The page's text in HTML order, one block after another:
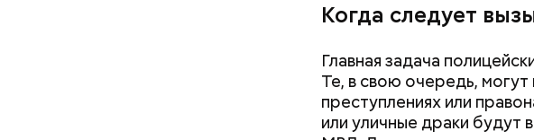
Когда следует
Главная задача
Те, в свою очередь,
преступлениях или
или уличные драки будут